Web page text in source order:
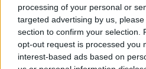
processing of your personal or
targeted advertising by us,
section to confirm your selection.
opt-out request is processed you
interest-based ads based on
Pranešama, kad Leipcigo oro
apsaugos nuo dronų
visiškai bejėgė ir nesugebėjo
teritoriją patekusio drono.